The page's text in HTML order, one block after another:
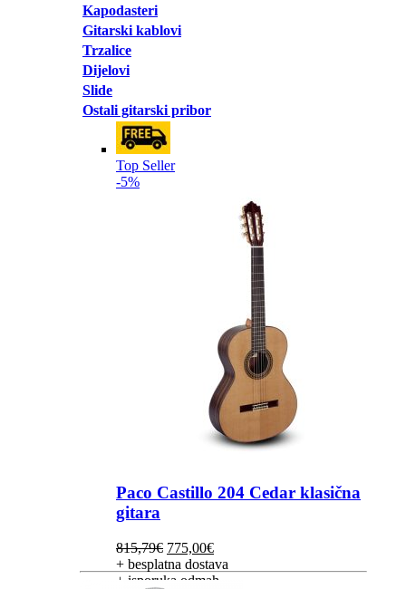
Kapodasteri
Gitarski kablovi
Trzalice
Dijelovi
Slide
Ostali gitarski pribor
Top Seller
-5%
Paco Castillo 204 Cedar klasična
gitara
815,79€ Izvorna
cijena
bila
775,00€Trenutna
cijena
je:
+ besplatna dostava
+ isporuka odmah